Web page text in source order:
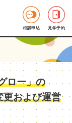
相談申込 見学予約
ロー」の
および運営